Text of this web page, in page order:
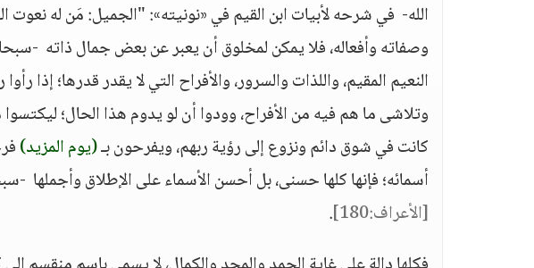
الله- في شرحه لأبيات ابن القيم في «نونيته»: "الجميل: مَن له
وصفاته وأفعاله، فلا يمكن لمخلوق أن يعبر عن بعض جمال ذاته -
النعيم المقيم، واللذات والسرور، والأفراح التي لا يقدر قدرها؛ إذا
وتلاشى ما هم فيه من الأفراح، وودوا أن لو يدوم هذا الحال؛ ليكتسوا
كانت في شوق دائم ونزوع إلى رؤية ربهم، ويفرحون بـ(يوم المزيد)
أسمائه؛ فإنها كلها حسنى، بل أحسن الأسماء على الإطلاق وأجملها -
[الأعراف:180]
.